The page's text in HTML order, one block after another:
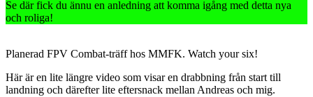
Se där fick du ännu en anledning att komma igång med detta nya
och roliga!
Planerad FPV Combat-träff hos MMFK. Watch your six!
Här är en lite längre video som visar en drabbning från start till
landning och därefter lite eftersnack mellan Andreas och mig.